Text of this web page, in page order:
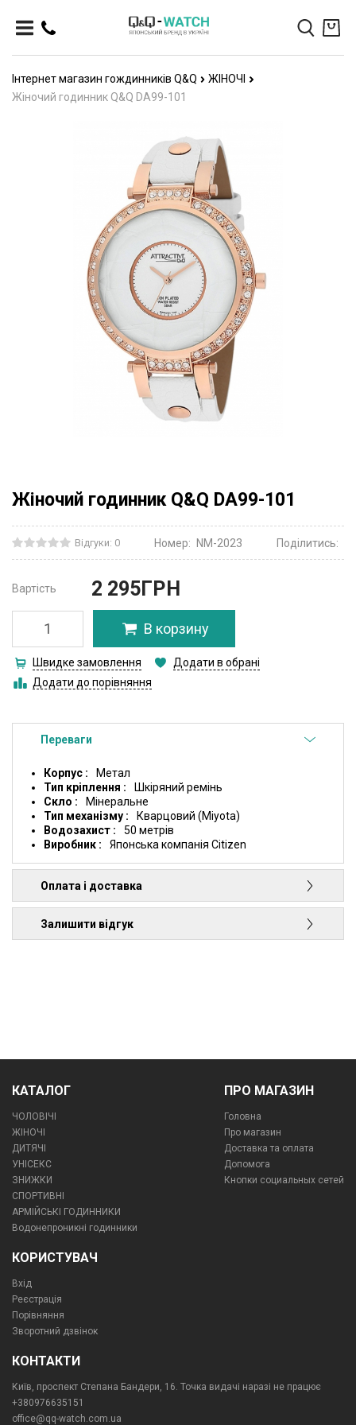
Інтернет магазин гождинників Q&Q
ЖІНОЧІ
Жіночий годинник Q&Q DA99-101
Жіночий годинник Q&Q DA99-101
Відгуки: 0 Номер: NM-2023 Поділитись:
Вартість 2 295ГРН
В корзину
Швидке замовлення
Додати в обрані
Додати до порівняння
Переваги
Корпус
Метал
Тип кріплення
Шкіряний ремінь
Скло
Мінеральне
Тип механізму
Кварцовий (Miyota)
Водозахист
50 метрів
Виробник
Японська компанія Citizen
Оплата і доставка
Залишити відгук
КАТАЛОГ
ЧОЛОВІЧІ
ЖІНОЧІ
ДИТЯЧІ
УНІСЕКС
ЗНИЖКИ
СПОРТИВНІ
АРМІЙСЬКІ ГОДИННИКИ
Водонепроникні годинники
ПРО МАГАЗИН
Головна
Про магазин
Доставка та оплата
Допомога
Кнопки социальных сетей
КОРИСТУВАЧ
Вхід
Реєстрація
Порівняння
Зворотний дзвінок
КОНТАКТИ
Київ, проспект Степана Бандери, 16. Точка видачі наразі не працює
+380976635151
office@qq-watch.com.ua